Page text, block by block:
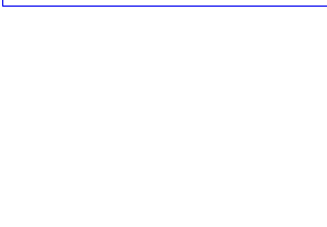
るものとして「True North」（真北）と